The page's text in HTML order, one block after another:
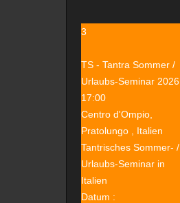
3
TS - Tantra Sommer /
Urlaubs-Seminar 2026
17:00
Centro d'Ompio,
Pratolungo , Italien
Tantrisches Sommer- /
Urlaubs-Seminar in
Italien
Datum :